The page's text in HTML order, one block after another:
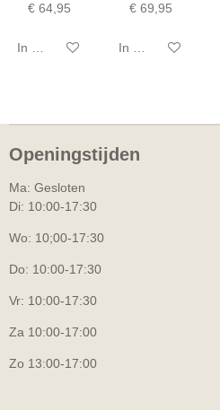
€ 64,95
In winkelwagen
€ 69,95
In winkelwagen
Openingstijden
Ma: Gesloten
Di: 10:00-17:30
Wo: 10;00-17:30
Do: 10:00-17:30
Vr: 10:00-17:30
Za 10:00-17:00
Zo 13:00-17:00